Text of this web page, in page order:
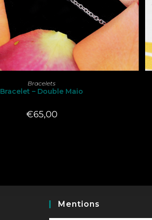
CHOIX DES OPTIONS
Ce
produit
a
plusieurs
options
peuvent
Bracelets
Bracelet – Double Maio
€65,00
Mentions